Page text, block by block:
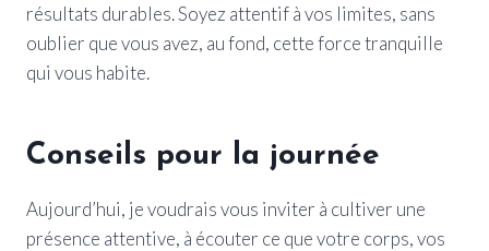
résultats durables. Soyez attentif à vos limites, sans
oublier que vous avez, au fond, cette force tranquille
qui vous habite.
Conseils pour la journée
Aujourd’hui, je voudrais vous inviter à cultiver une
présence attentive, à écouter ce que votre corps, vos